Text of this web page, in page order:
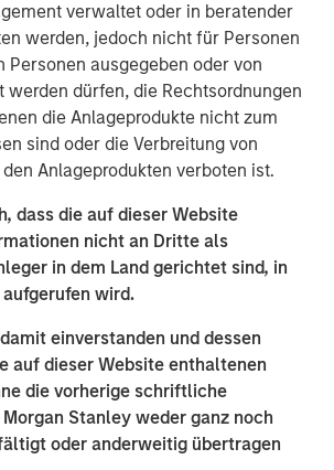
verwaltet oder in beratender
werden, jedoch nicht für Personen
Personen ausgegeben oder von
werden dürfen, die Rechtsordnungen
die Anlageprodukte nicht zum
sind oder die Verbreitung von
Anlageprodukten verboten ist.
dass die auf dieser Website
nicht an Dritte als
in dem Land gerichtet sind, in
wird.
einverstanden und dessen
auf dieser Website enthaltenen
die vorherige schriftliche
Stanley weder ganz noch
oder anderweitig übertragen
Team
team follows a disciplined
based on fundamental analysis and
They believe that the best
term returns is through
providing reduced downside
Podcast: Episode 2
Podcast: Episode 1